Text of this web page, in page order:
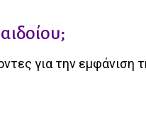
για την εμφάνιση